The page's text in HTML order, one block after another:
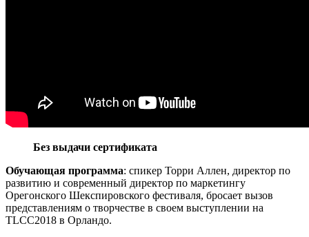
Без выдачи сертификата
Обучающая программа: cпикер Торри Аллен, директор по
развитию и современный директор по маркетингу
Орегонского Шекспировского фестиваля, бросает вызов
представлениям о творчестве в своем выступлении на
TLCC2018 в Орландо.